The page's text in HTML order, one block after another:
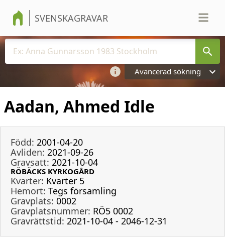
SVENSKAGRAVAR
Avancerad sökning
Aadan, Ahmed Idle
Född: 2001-04-20
Avliden: 2021-09-26
Gravsatt: 2021-10-04
RÖBÄCKS KYRKOGÅRD
Kvarter: Kvarter 5
Hemort: Tegs församling
Gravplats: 0002
Gravplatsnummer: RÖ5 0002
Gravrättstid: 2021-10-04 - 2046-12-31